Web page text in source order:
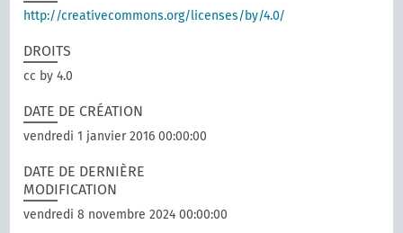
http://creativecommons.org/licenses/by/4.0/
DROITS
cc by 4.0
DATE DE CRÉATION
vendredi 1 janvier 2016 00:00:00
DATE DE DERNIÈRE
MODIFICATION
vendredi 8 novembre 2024 00:00:00